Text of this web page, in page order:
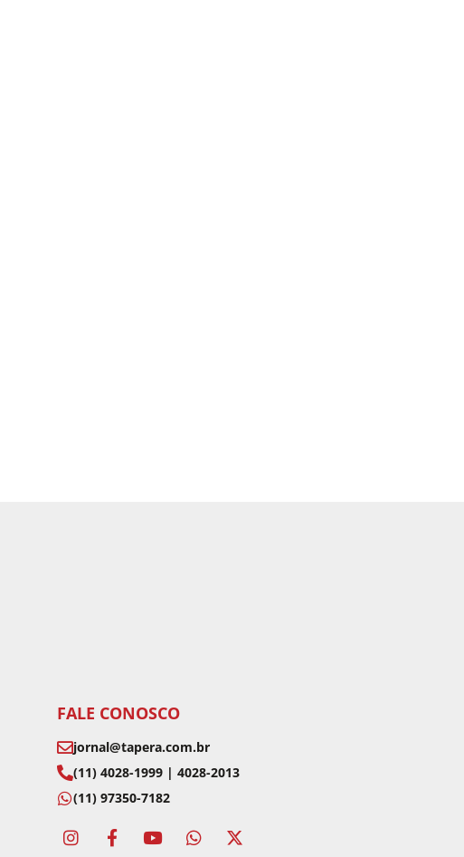
FALE CONOSCO
jornal@tapera.com.br
(11) 4028-1999 | 4028-2013
(11) 97350-7182